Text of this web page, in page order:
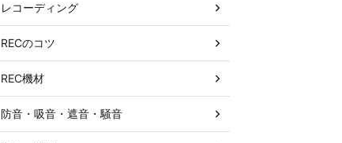
レコーディング
RECのコツ
REC機材
防音・吸音・遮音・騒音